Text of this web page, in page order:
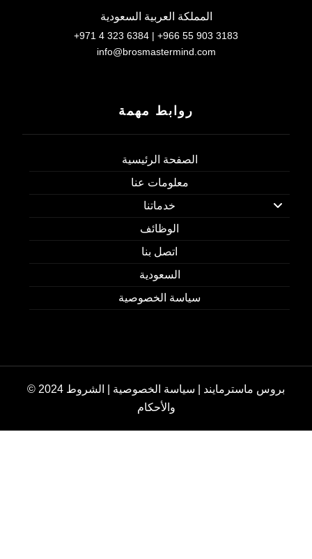
المملكة العربية السعودية
+971 4 323 6384 | +966 55 903 3183
info@brosmastermind.com
روابط مهمة
الصفحة الرئيسية
معلومات عنا
خدماتنا
الوظائف
اتصل بنا
السعودية
سياسة الخصوصية
© 2024 بروس ماسترمايند | سياسة الخصوصية | الشروط
والأحكام